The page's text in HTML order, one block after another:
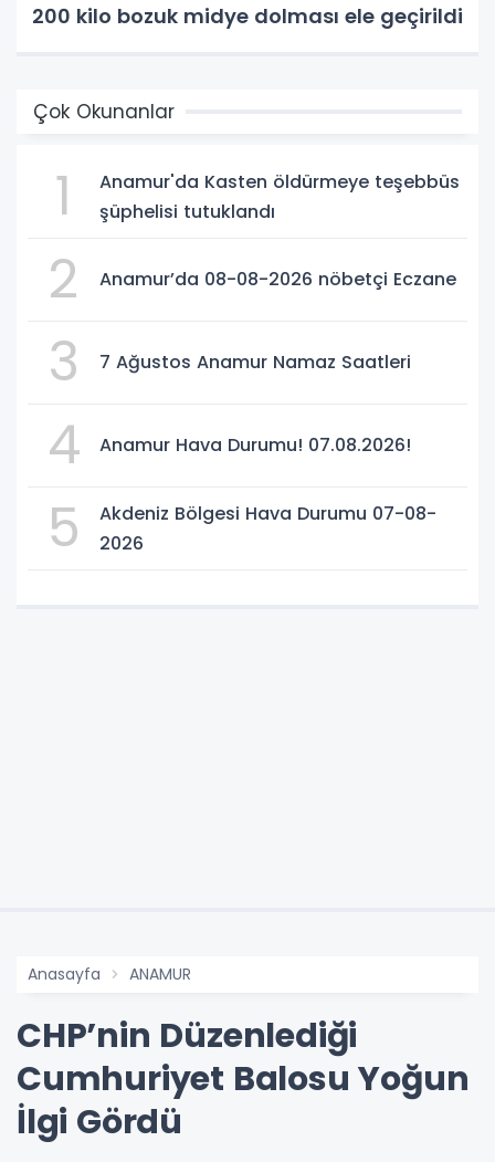
200 kilo bozuk midye dolması ele geçirildi
Çok Okunanlar
1
Anamur'da Kasten öldürmeye teşebbüs
şüphelisi tutuklandı
2 Anamur’da 08-08-2026 nöbetçi Eczane
3 7 Ağustos Anamur Namaz Saatleri
4 Anamur Hava Durumu! 07.08.2026!
5
Akdeniz Bölgesi Hava Durumu 07-08-
2026
Anasayfa ANAMUR
CHP’nin Düzenlediği
Cumhuriyet Balosu Yoğun
İlgi Gördü